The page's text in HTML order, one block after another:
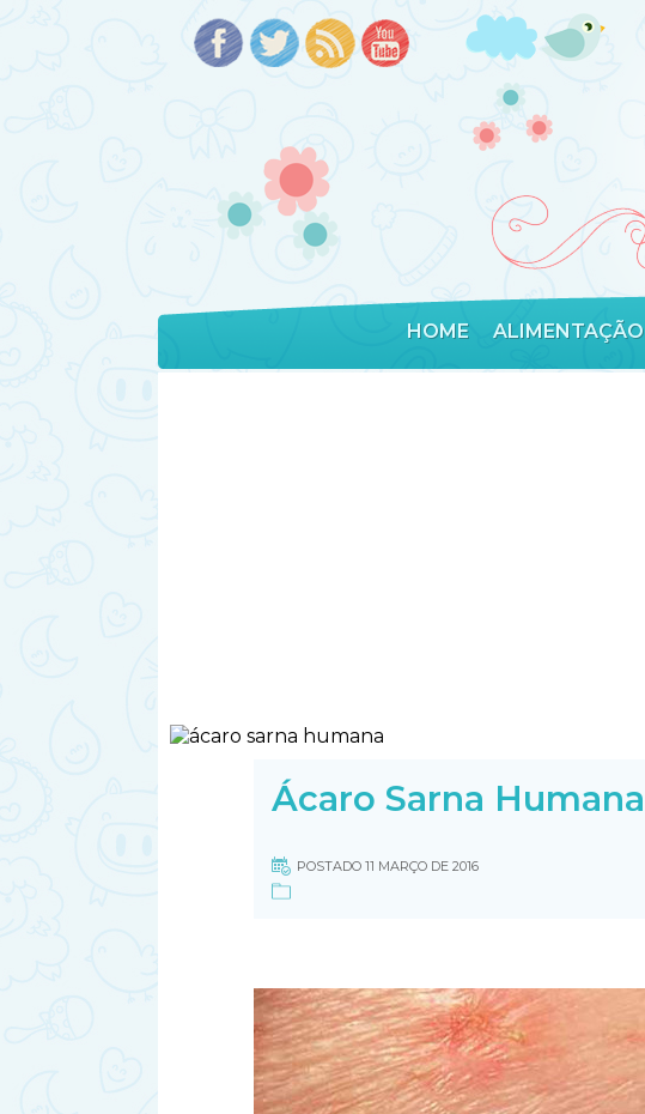
HOME ALIMENTAÇÃO
Ácaro Sarna Humana
POSTADO 11 MARÇO DE 2016